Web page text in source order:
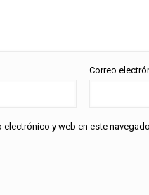
Correo
electrónico y web en este